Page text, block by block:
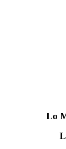
Lo